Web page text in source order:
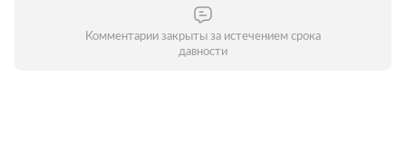
Комментарии закрыты за истечением срока
давности